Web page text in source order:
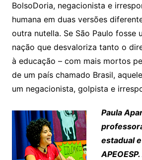
BolsoDoria, negacionista e
humana em duas versões
outra nutella. Se São Paulo fosse
nação que desvaloriza tanto o
à educação – com mais mortos
de um país chamado Brasil,
um negacionista, golpista e
Paula
estadual